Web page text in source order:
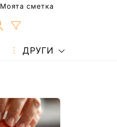
Моята сметка
ДРУГИ